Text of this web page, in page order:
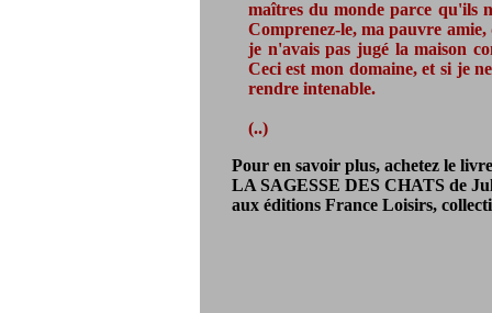
maîtres du monde parce qu'ils
Comprenez-le, ma pauvre
je n'avais pas jugé la maison
Ceci est mon domaine, et si je
rendre intenable.
(..)
Pour en savoir plus, achetez le
LA SAGESSE DES CHATS de
aux éditions France Loisirs,